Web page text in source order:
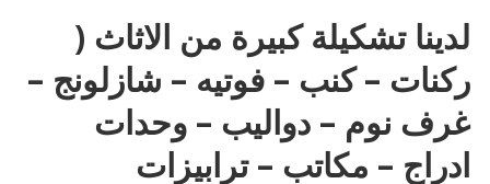
لدينا تشكيلة كبيرة من الاثاث (
ركنات – كنب – فوتيه – شازلونج –
غرف نوم – دواليب – وحدات
ادراج – مكاتب – ترابيزات